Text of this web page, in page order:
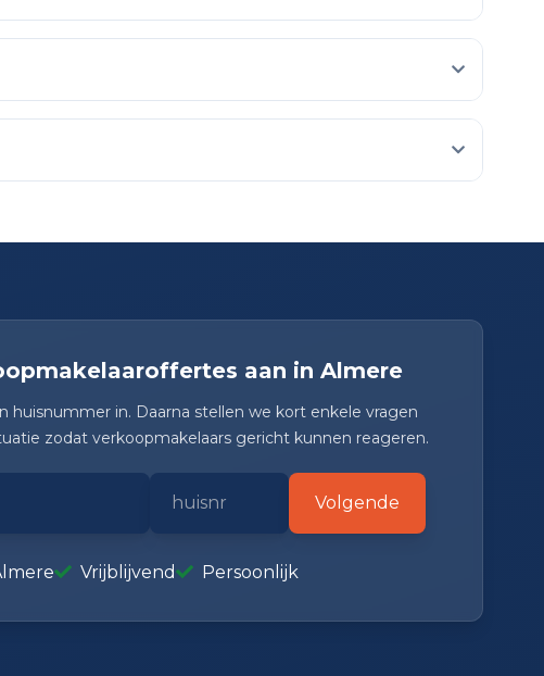
aan in Almere
huisnummer in. Daarna stellen we kort enkele vragen
zodat verkoopmakelaars gericht kunnen reageren.
Volgende
Vrijblijvend Persoonlijk